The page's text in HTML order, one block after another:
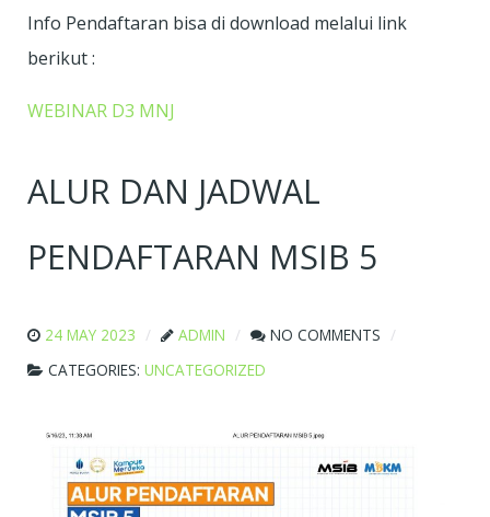
Info Pendaftaran bisa di download melalui link
berikut :
WEBINAR D3 MNJ
ALUR DAN JADWAL
PENDAFTARAN MSIB 5
24 MAY 2023 ADMIN
NO COMMENTS
CATEGORIES: UNCATEGORIZED